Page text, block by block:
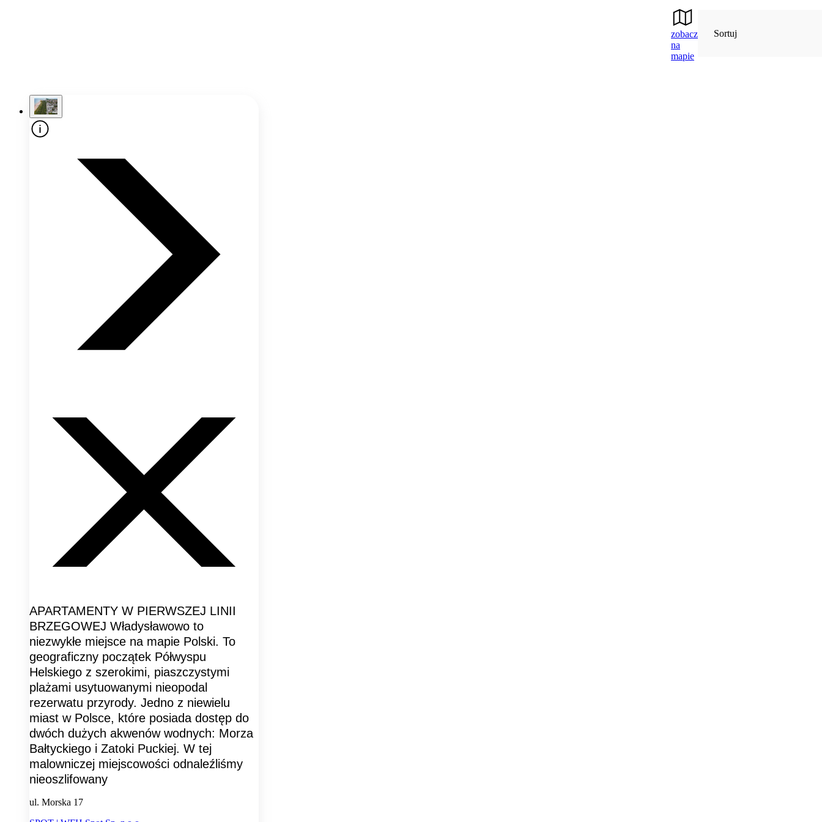
zobacz
na
mapie
Sortuj
APARTAMENTY W PIERWSZEJ LINII
BRZEGOWEJ Władysławowo to
niezwykłe miejsce na mapie Polski. To
geograficzny początek Półwyspu
Helskiego z szerokimi, piaszczystymi
plażami usytuowanymi nieopodal
rezerwatu przyrody. Jedno z niewielu
miast w Polsce, które posiada dostęp do
dwóch dużych akwenów wodnych: Morza
Bałtyckiego i Zatoki Puckiej. W tej
malowniczej miejscowości odnaleźliśmy
nieoszlifowany
ul. Morska 17